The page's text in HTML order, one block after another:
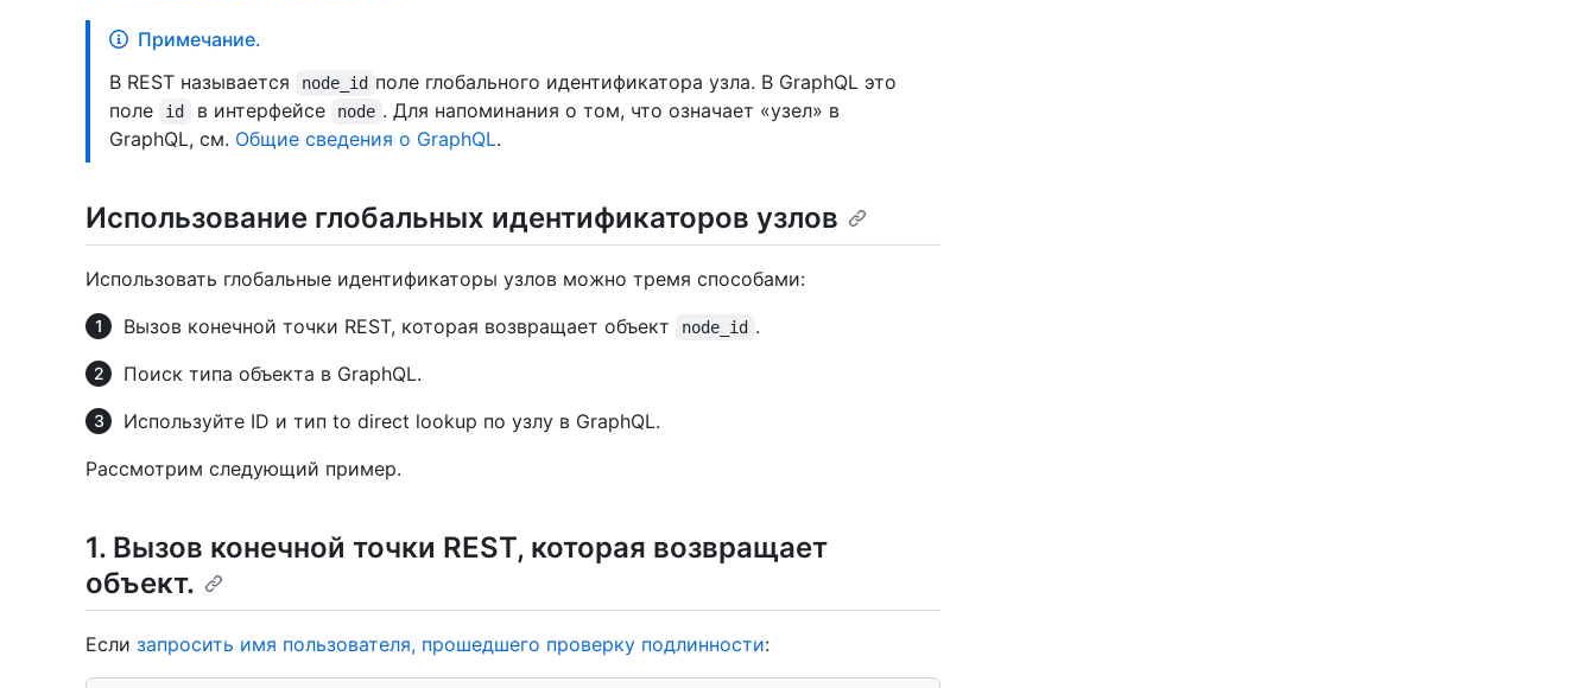
Примечание.
В REST называется
node_id поле глобального идентификатора узла. В GraphQL это
поле
id в интерфейсе node . Для напоминания о том, что означает «узел» в
GraphQL, см. Общие сведения о GraphQL.
Использование глобальных идентификаторов узлов
Использовать глобальные идентификаторы узлов можно тремя способами:
Вызов конечной точки REST, которая возвращает объект
node_id .
Поиск типа объекта в GraphQL.
Используйте ID и тип to direct lookup по узлу в GraphQL.
Рассмотрим следующий пример.
1. Вызов конечной точки REST, которая возвращает
объект.
Если запросить имя пользователя, прошедшего проверку подлинности: